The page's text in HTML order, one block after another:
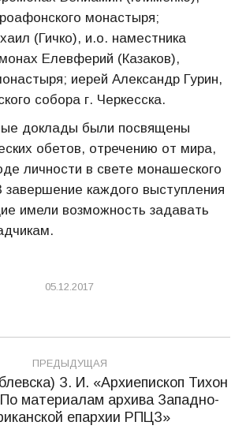
монастыря;
(Гичко), и.о. наместника
Елевферий (Казаков),
иерей Александр Гурин,
собора г. Черкесска.
доклады были посвящены
обетов, отречению от мира,
личности в свете монашеского
каждого выступления
имели возможность задавать
05.12.2017
ПРЕДЫДУЩАЯ
Предыдущая
запись:
З. И. «Архиепископ Тихон
материалам архива Западно-
епархии РПЦЗ»